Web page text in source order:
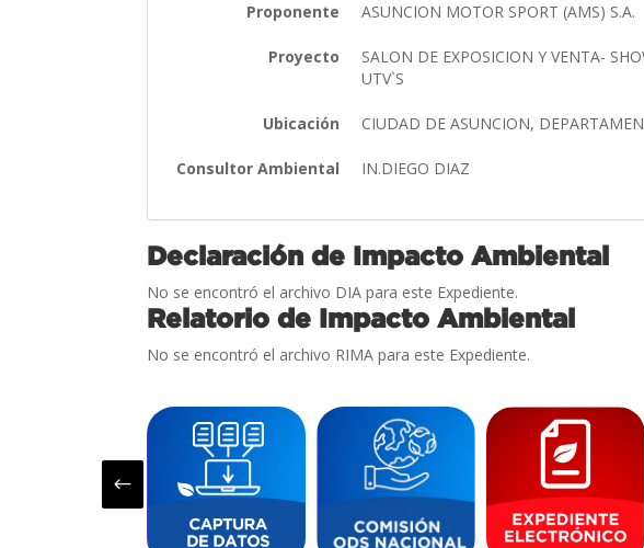
Proponente ASUNCION MOTOR SPORT (AMS) S.A.
Proyecto
SALON DE EXPOSICION Y VENTA-
UTV`S
Ubicación CIUDAD DE ASUNCION,
Consultor Ambiental IN.DIEGO DIAZ
Declaración de Impacto Ambiental
No se encontró el archivo DIA para este Expediente.
Relatorio de Impacto Ambiental
No se encontró el archivo RIMA para este Expediente.
#